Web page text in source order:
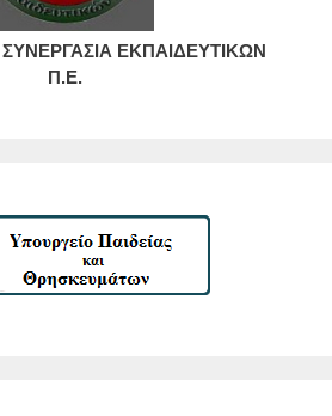
ΕΚΠΑΙΔΕΥΤΙΚΩΝ
Π.Ε.